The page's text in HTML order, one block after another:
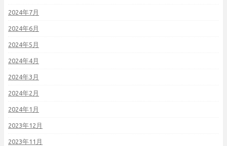
2024年7月
2024年6月
2024年5月
2024年4月
2024年3月
2024年2月
2024年1月
2023年12月
2023年11月